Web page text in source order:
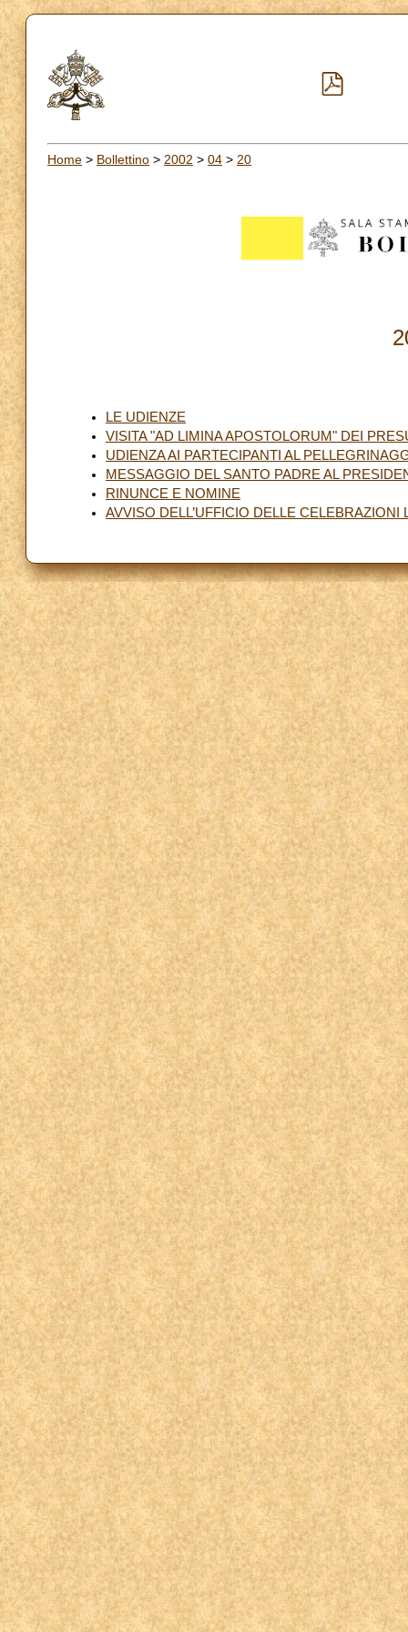
Home > Bollettino > 2002 > 04 > 20
LE UDIENZE
VISITA "AD LIMINA APOSTOLORUM" DEI
UDIENZA AI PARTECIPANTI AL
MESSAGGIO DEL SANTO PADRE AL
RINUNCE E NOMINE
AVVISO DELL’UFFICIO DELLE CELEBRAZIONI